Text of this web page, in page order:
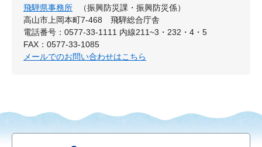
飛騨県事務所
（振興防災課・振興防災係）
高山市上岡本町7-468 飛騨総合庁舎
電話番号：0577-33-1111 内線211~3・232・4・5
FAX：0577-33-1085
メールでのお問い合わせはこちら